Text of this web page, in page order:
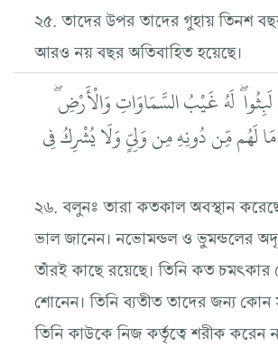
২৫. তাদের উপর তাদের গুহায় তিনশ
আরও নয় বছর অতিবাহিত হয়েছে।
لَبِثُوا ۖ لَهُ غَيْبُ السَّمَاوَاتِ وَالْأَرْضِ
لَهُم مِّن دُونِهِ مِن وَلِيٍّ وَلَا يُشْرِكُ فِي
২৬. বলুনঃ তারা কতকাল অবস্থান
ভাল জানেন। নভোমন্ডল ও ভুমন্ডলের
তাঁরই কাছে রয়েছে। তিনি কত চমৎকার
শোনেন। তিনি ব্যতীত তাদের জন্য কোন
তিনি কাউকে নিজ কর্তৃত্বে শরীক করেন